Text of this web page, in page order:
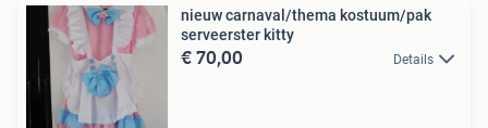
nieuw carnaval/thema kostuum/pak
serveerster kitty
€ 70,00 Details